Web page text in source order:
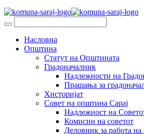
Насловна
Општина
Статут на Општината
Градоначалник
Надлежности на
Прашања за
Хисторијат
Совет на општина Сарај
Надлежност на
Комисии на советот
Деловник за работа на